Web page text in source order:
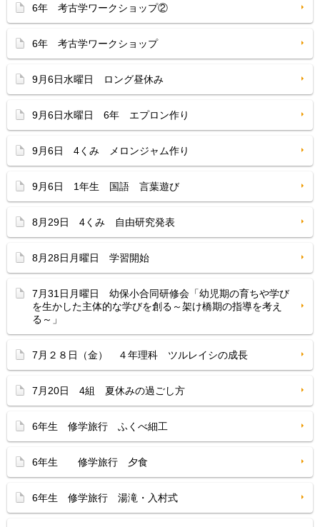
6年 考古学ワークショップ②
6年 考古学ワークショップ
9月6日水曜日 ロング昼休み
9月6日水曜日 6年 エプロン作り
9月6日 4くみ メロンジャム作り
9月6日 1年生 国語 言葉遊び
8月29日 4くみ 自由研究発表
8月28日月曜日 学習開始
7月31日月曜日 幼保小合同研修会「幼児期の育ちや学び
を生かした主体的な学びを創る～架け橋期の指導を考え
る～」
7月２８日（金） ４年理科 ツルレイシの成長
7月20日 4組 夏休みの過ごし方
6年生 修学旅行 ふくべ細工
6年生 修学旅行 夕食
6年生 修学旅行 湯滝・入村式